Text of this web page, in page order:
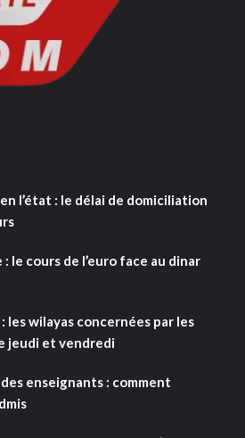
l’état : le délai de domiciliation
le cours de l’euro face au dinar
les wilayas concernées par les
jeudi et vendredi
enseignants : comment